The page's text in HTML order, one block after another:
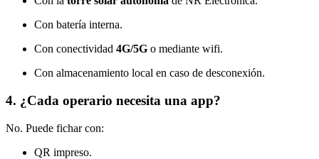
Con batería interna.
Con conectividad 4G/5G o mediante wifi.
Con almacenamiento local en caso de desconexión.
4. ¿Cada operario necesita una app?
No. Puede fichar con:
QR impreso.